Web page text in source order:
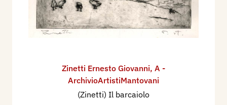
Zinetti Ernesto Giovanni, A -
ArchivioArtistiMantovani
(Zinetti) Il barcaiolo